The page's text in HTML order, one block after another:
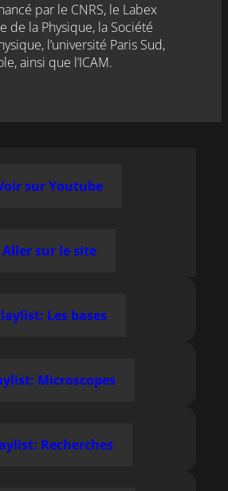
par le CNRS, le Labex
de la Physique, la Société
l’université Paris Sud,
ainsi que l’ICAM.
sur Youtube
Aller sur le site
Les bases
Microscopes
Recherches